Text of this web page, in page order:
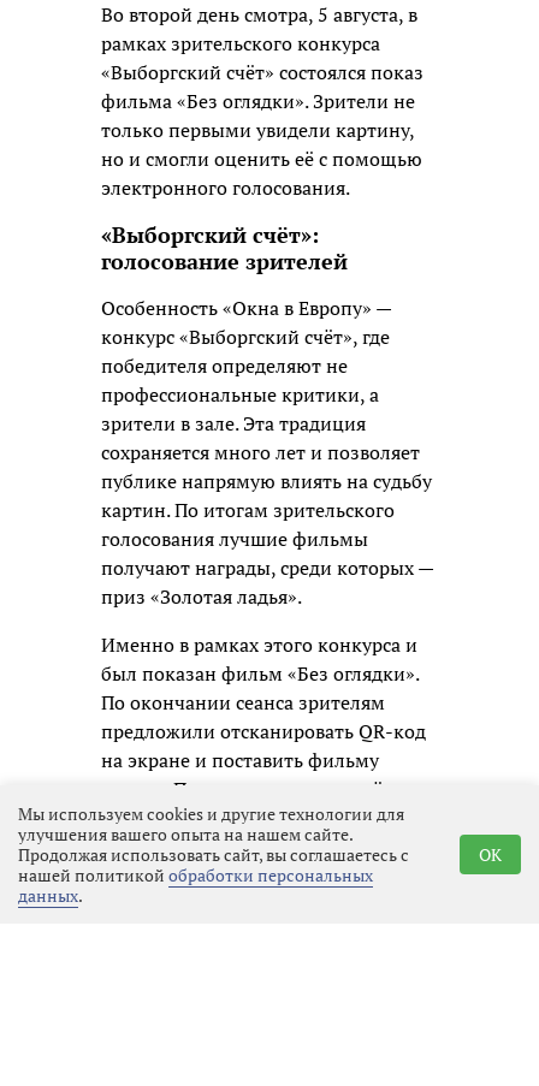
Во второй день смотра, 5 августа, в
рамках зрительского конкурса
«Выборгский счёт» состоялся показ
фильма «Без оглядки». Зрители не
только первыми увидели картину,
но и смогли оценить её с помощью
электронного голосования.
«Выборгский счёт»:
голосование зрителей
Особенность «Окна в Европу» —
конкурс «Выборгский счёт», где
победителя определяют не
профессиональные критики, а
зрители в зале. Эта традиция
сохраняется много лет и позволяет
публике напрямую влиять на судьбу
картин. По итогам зрительского
голосования лучшие фильмы
получают награды, среди которых —
приз «Золотая ладья».
Именно в рамках этого конкурса и
был показан фильм «Без оглядки».
По окончании сеанса зрителям
предложили отсканировать QR-код
на экране и поставить фильму
оценку. По результатам подсчёта
таких голосов и будет определён
обладатель зрительского приза.
Показ фильма «Без оглядки»
Мы используем cookies и другие технологии для
улучшения вашего опыта на нашем сайте.
Продолжая использовать сайт, вы соглашаетесь с
нашей политикой обработки персональных
данных.
OK